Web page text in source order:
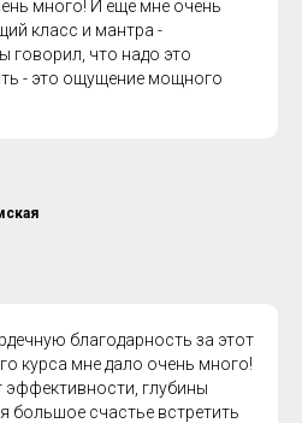
много! И еще мне очень
класс и мантра -
говорил, что надо это
- это ощущение мощного
благодарность за этот
курса мне дало очень много!
глубины
большое счастье встретить